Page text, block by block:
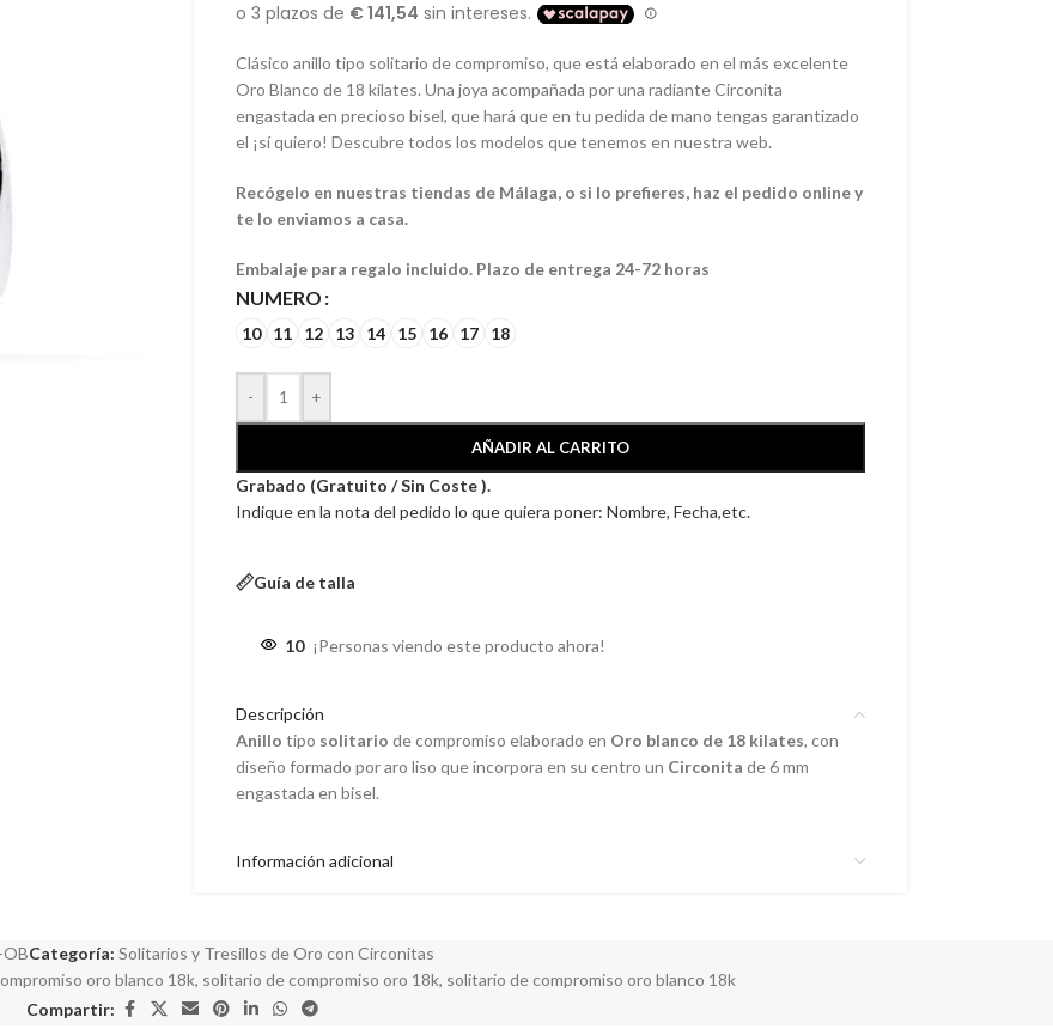
Clásico anillo tipo solitario de compromiso, que está elaborado en el más excelente
Oro Blanco de 18 kilates. Una joya acompañada por una radiante Circonita
engastada en precioso bisel, que hará que en tu pedida de mano tengas garantizado
el ¡sí quiero! Descubre todos los modelos que tenemos en nuestra web.
Recógelo en nuestras tiendas de Málaga, o si lo prefieres, haz el pedido online y
te lo enviamos a casa.
Embalaje para regalo incluido. Plazo de entrega 24-72 horas
NUMERO
10 11 12 13 14 15 16 17 18
- +
AÑADIR AL CARRITO
Grabado (Gratuito / Sin Coste ).
Indique en la nota del pedido lo que quiera poner: Nombre, Fecha,etc.
Guía de talla
10 ¡Personas viendo este producto ahora!
Descripción
Anillo tipo solitario de compromiso elaborado en Oro blanco de 18 kilates, con
diseño formado por aro liso que incorpora en su centro un Circonita de 6 mm
engastada en bisel.
Información adicional
Categoría: Solitarios y Tresillos de Oro con Circonitas
oro blanco 18k, solitario de compromiso oro 18k, solitario de compromiso oro blanco 18k
Compartir: